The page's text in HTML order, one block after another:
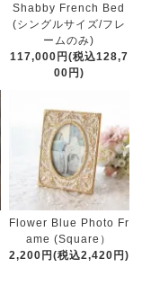
Shabby French Bed
(シングルサイズ/フレ
ームのみ)
117,000円(税込128,7
00円)
Flower Blue Photo Fr
ame (Square）
2,200円(税込2,420円)